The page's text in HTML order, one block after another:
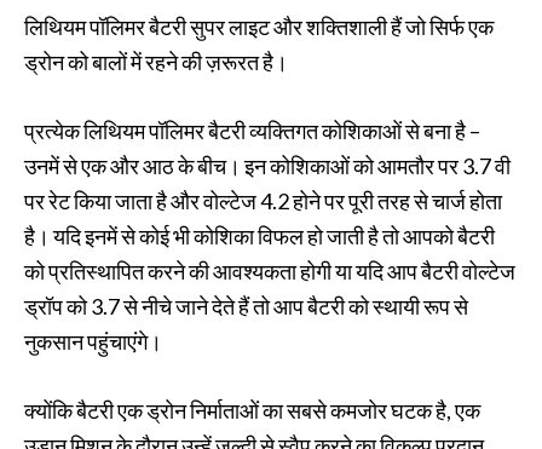
लिथियम पॉलिमर बैटरी सुपर लाइट और शक्तिशाली हैं जो सिर्फ एक
ड्रोन को बालों में रहने की ज़रूरत है।
प्रत्येक लिथियम पॉलिमर बैटरी व्यक्तिगत कोशिकाओं से बना है –
उनमें से एक और आठ के बीच। इन कोशिकाओं को आमतौर पर 3.7 वी
पर रेट किया जाता है और वोल्टेज 4.2 होने पर पूरी तरह से चार्ज होता
है। यदि इनमें से कोई भी कोशिका विफल हो जाती है तो आपको बैटरी
को प्रतिस्थापित करने की आवश्यकता होगी या यदि आप बैटरी वोल्टेज
ड्रॉप को 3.7 से नीचे जाने देते हैं तो आप बैटरी को स्थायी रूप से
नुकसान पहुंचाएंगे।
क्योंकि बैटरी एक ड्रोन निर्माताओं का सबसे कमजोर घटक है, एक